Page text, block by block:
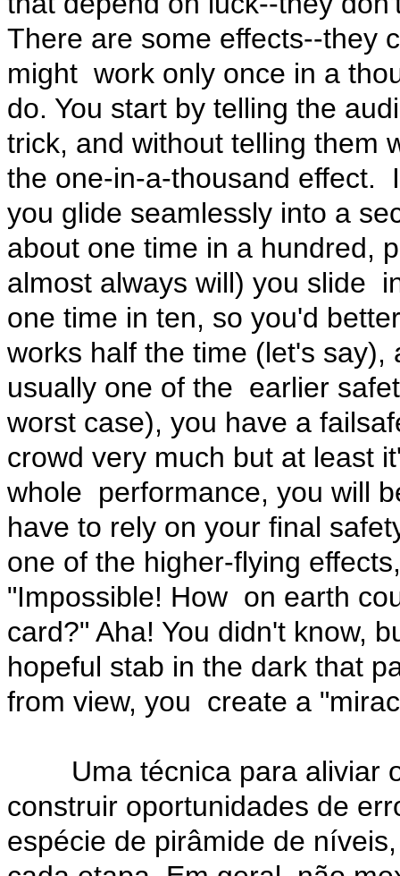
There are some effects--they
might work only once in a
do. You start by telling the
trick, and without telling them
the one-in-a-thousand effect.
you glide seamlessly into a
about one time in a hundred,
almost always will) you slide
one time in ten, so you'd
works half the time (let's
usually one of the earlier
worst case), you have a
crowd very much but at least
whole performance, you will
have to rely on your final
one of the higher-flying
"Impossible! How on earth
card?" Aha! You didn't know,
hopeful stab in the dark that
from view, you create a
Uma técnica para aliviar o
construir oportunidades de
espécie de pirâmide de